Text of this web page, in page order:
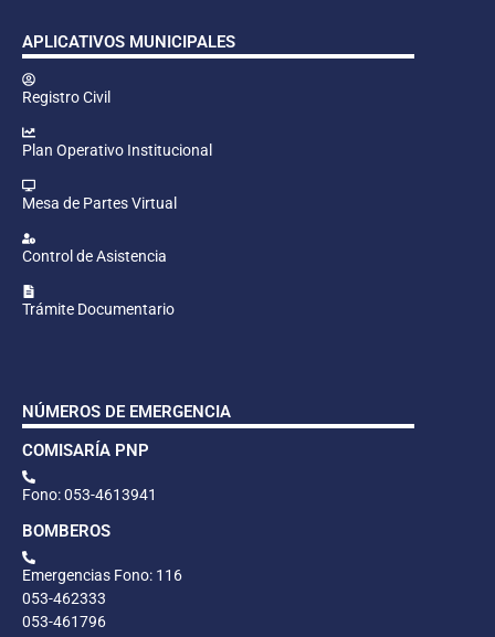
APLICATIVOS MUNICIPALES
Registro Civil
Plan Operativo Institucional
Mesa de Partes Virtual
Control de Asistencia
Trámite Documentario
NÚMEROS DE EMERGENCIA
COMISARÍA PNP
Fono: 053-4613941
BOMBEROS
Emergencias Fono: 116
053-462333
053-461796